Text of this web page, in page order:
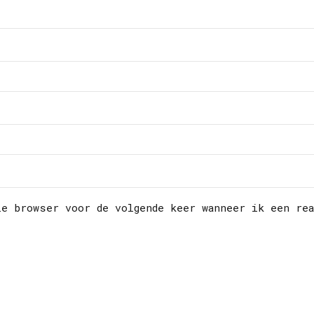
browser voor de volgende keer wanneer ik een